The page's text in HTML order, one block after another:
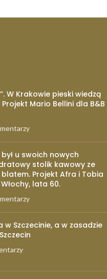
W Krakowie pieski wiedzą
Mario Bellini dla B&B
u swoich nowych
stolik kawowy ze
Projekt Afra i Tobia
lata 60.
Szczecinie, a w zasadzie